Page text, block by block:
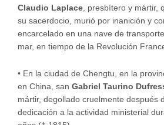
Claudio Laplace , presbítero y mártir,
su sacerdocio, murió por inanición y
encarcelado en una nave de
mar, en tiempo de la Revolución
• En la ciudad de Chengtu, en la
en China, san Gabriel Taurino
mártir, degollado cruelmente después
dedicación a la actividad ministerial